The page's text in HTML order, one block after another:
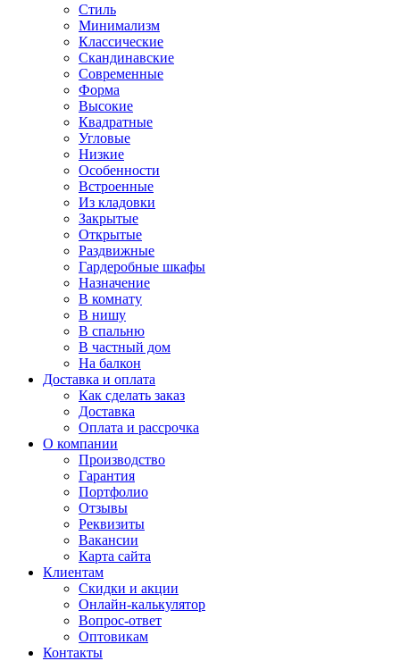
Стиль
Минимализм
Классические
Скандинавские
Современные
Форма
Высокие
Квадратные
Угловые
Низкие
Особенности
Встроенные
Из кладовки
Закрытые
Открытые
Раздвижные
Гардеробные шкафы
Назначение
В комнату
В нишу
В спальню
В частный дом
На балкон
Доставка и оплата
Как сделать заказ
Доставка
Оплата и рассрочка
О компании
Производство
Гарантия
Портфолио
Отзывы
Реквизиты
Вакансии
Карта сайта
Клиентам
Скидки и акции
Онлайн-калькулятор
Вопрос-ответ
Оптовикам
Контакты